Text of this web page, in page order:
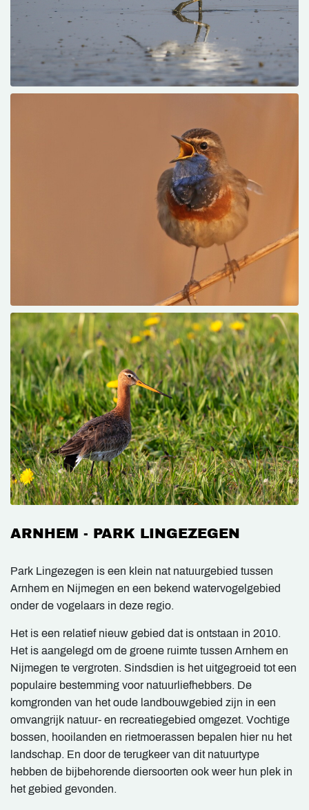
ARNHEM - PARK LINGEZEGEN
Park Lingezegen is een klein nat natuurgebied tussen
Arnhem en Nijmegen en een bekend watervogelgebied
onder de vogelaars in deze regio.
Het is een relatief nieuw gebied dat is ontstaan in 2010.
Het is aangelegd om de groene ruimte tussen Arnhem en
Nijmegen te vergroten. Sindsdien is het uitgegroeid tot een
populaire bestemming voor natuurliefhebbers. De
komgronden van het oude landbouwgebied zijn in een
omvangrijk natuur- en recreatiegebied omgezet. Vochtige
bossen, hooilanden en rietmoerassen bepalen hier nu het
landschap. En door de terugkeer van dit natuurtype
hebben de bijbehorende diersoorten ook weer hun plek in
het gebied gevonden.